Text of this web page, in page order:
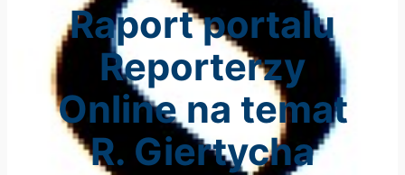
Raport portalu
Reporterzy
Online na temat
R. Giertycha